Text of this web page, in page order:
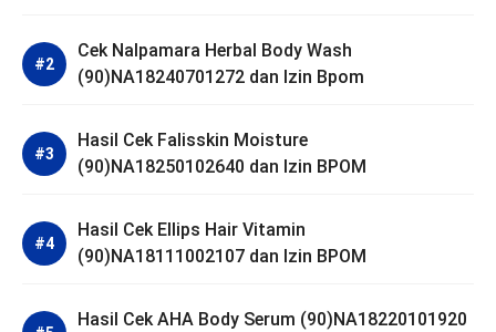
Cek Nalpamara Herbal Body Wash
(90)NA18240701272 dan Izin Bpom
Hasil Cek Falisskin Moisture
(90)NA18250102640 dan Izin BPOM
Hasil Cek Ellips Hair Vitamin
(90)NA18111002107 dan Izin BPOM
Hasil Cek AHA Body Serum (90)NA18220101920